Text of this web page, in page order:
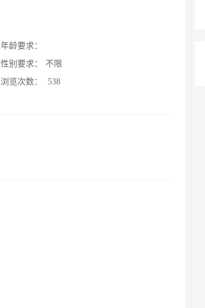
年龄要求：
性别要求：
不限
浏览次数：
538